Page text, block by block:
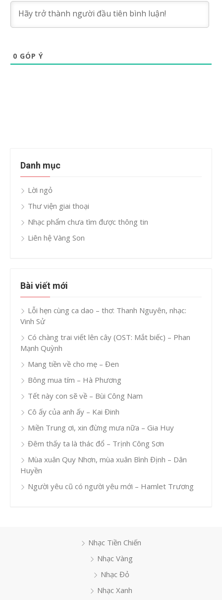
0 GÓP Ý
Danh mục
Lời ngỏ
Thư viện giai thoại
Nhạc phẩm chưa tìm được thông tin
Liên hệ Vàng Son
Bài viết mới
Lỗi hẹn cùng ca dao – thơ: Thanh Nguyên, nhạc:
Vinh Sử
Có chàng trai viết lên cây (OST: Mắt biếc) – Phan
Mạnh Quỳnh
Mang tiền về cho mẹ – Đen
Bông mua tím – Hà Phương
Tết này con sẽ về – Bùi Công Nam
Cô ấy của anh ấy – Kai Đinh
Miền Trung ơi, xin đừng mưa nữa – Gia Huy
Đêm thấy ta là thác đổ – Trịnh Công Sơn
Mùa xuân Quy Nhơn, mùa xuân Bình Định – Dân
Huyền
Người yêu cũ có người yêu mới – Hamlet Trương
Nhạc Tiền Chiến
Nhạc Vàng
Nhạc Đỏ
Nhạc Xanh